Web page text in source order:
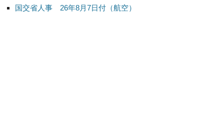
国交省人事 26年8月7日付（航空）